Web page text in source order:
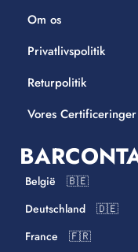
Om os
Privatlivspolitik
Returpolitik
Vores Certificeringer
België 🇧🇪
Deutschland 🇩🇪
France 🇫🇷